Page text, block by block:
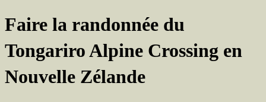
Faire la randonnée du
Tongariro Alpine Crossing en
Nouvelle Zélande